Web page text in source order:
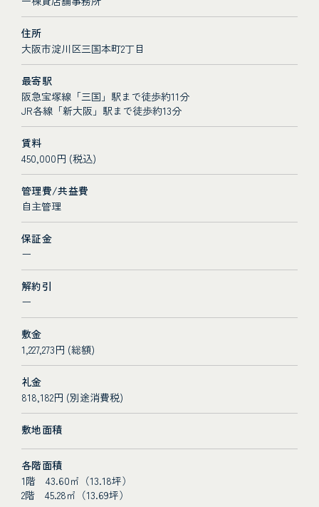
住所
大阪市淀川区三国本町2丁目
最寄駅
阪急宝塚線「三国」駅まで徒歩約11分
JR各線「新大阪」駅まで徒歩約13分
賃料
450,000円 (税込)
管理費/共益費
自主管理
保証金
ー
解約引
ー
敷金
1,227,273円 (総額)
礼金
818,182円 (別途消費税)
敷地面積
各階面積
1階 43.60㎡（13.18坪）
2階 45.28㎡（13.69坪）